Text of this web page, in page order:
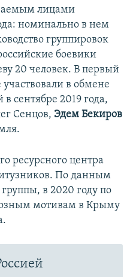
лицами
номинально в нем
группировок
боевики
20 человек. В первый
в обмене
сентябре 2019 года,
Сенцов, Эдем Бекиров
ресурсного центра
По данным
в 2020 году по
мотивам в Крыму